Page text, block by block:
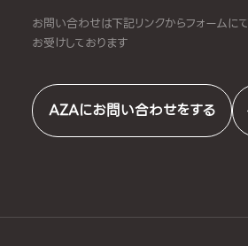
お問い合わせは下記リンクからフォームにて
お受けしております
AZAにお問い合わせをする